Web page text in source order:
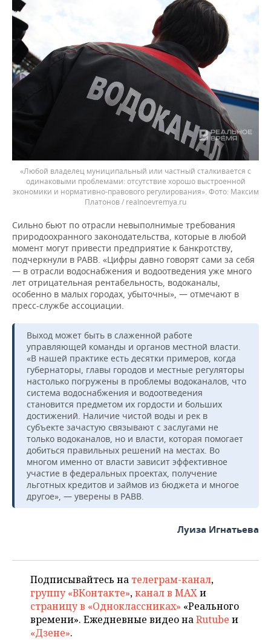
«Любой владелец муниципальный или частный сталкивается с
одинаковыми проблемами: отсутствие хорошо выстроенной
экономики и нормативно-правового регулирования».
Максим
Платонов / realnoevremya.ru
Сильно бьют по отрасли невыполнимые требования
природоохранного законодательства, которые в любой
момент могут привести предприятие к банкротству,
подчеркнули в РАВВ. «Цифры давно говорят сами за себя
— в отрасли водоснабжения и водоотведения уже много
лет отрицательная рентабельность, водоканалы,
особенно в малых городах, убыточны», — отмечают в
пресс-службе ассоциации.
Выход может быть в слаженной работе
управляющей команды и органов местной власти.
«В нашей практике есть десятки примеров, когда
губернаторы, главы городов и местные регуляторы
настолько погружены в проблемы водоканалов, что
система водоснабжения и водоотведения
становится предметом их гордости и больших
достижений. Наличие чистой воды и рек в
субъекте зачастую связывают с заслугами не
только водоканалов, но и власти, которая помогает
добиться правильных решений на местах. Во
многом именно от власти зависит эффективное
участие в федеральных проектах, получение
льготных кредитов и займов из бюджета и многое
другое», — уверены в РАВВ.
Луиза Игнатьева
Подписывайтесь на телеграм-канал,
группу «ВКонтакте»,канал в MAXи
страницу в «Одноклассниках» «Реального
времени». Ежедневные видео наRutube и
«Дзене».